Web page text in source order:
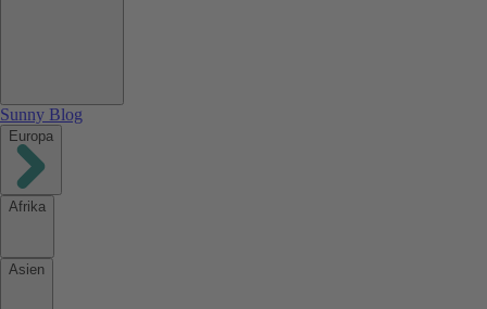
Sunny Blog
Europa
Afrika
Asien